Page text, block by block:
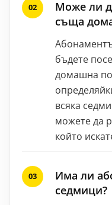
Може ли
съща
бъдете
домашна
всяка
можете да
който
Има ли
седмици?